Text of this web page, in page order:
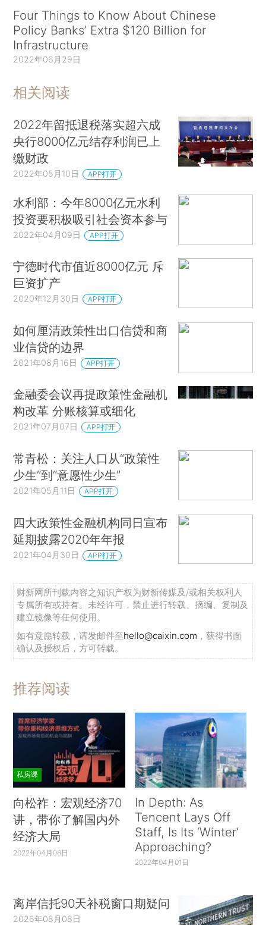
Four Things to Know About Chinese
Policy Banks’ Extra $120 Billion for
Infrastructure
2022年06月29日
相关阅读
2022年留抵退税落实超六成
央行8000亿元结存利润已上
缴财政
2022年05月10日 APP打开
水利部：今年8000亿元水利
投资要积极吸引社会资本参与
2022年04月09日 APP打开
宁德时代市值近8000亿元 斥
巨资扩产
2020年12月30日 APP打开
如何厘清政策性出口信贷和商
业信贷的边界
2021年08月16日 APP打开
金融委会议再提政策性金融机
构改革 分账核算或细化
2021年07月07日 APP打开
常青松：关注人口从“政策性
少生”到“意愿性少生”
2021年05月11日 APP打开
四大政策性金融机构同日宣布
延期披露2020年年报
2021年04月30日 APP打开
财新网所刊载内容之知识产权为财新传媒及/或相关权利人
专属所有或持有。未经许可，禁止进行转载、摘编、复制及
建立镜像等任何使用。
如有意愿转载，请发邮件至hello@caixin.com ，获得书面
确认及授权后，方可转载。
推荐阅读
私房课
向松祚：宏观经济70
讲，带你了解国内外
经济大局
2022年04月06日
In Depth: As
Tencent Lays Off
Staff, Is Its ‘Winter’
Approaching?
2022年04月01日
离岸信托90天补税窗口期疑问
2026年08月08日